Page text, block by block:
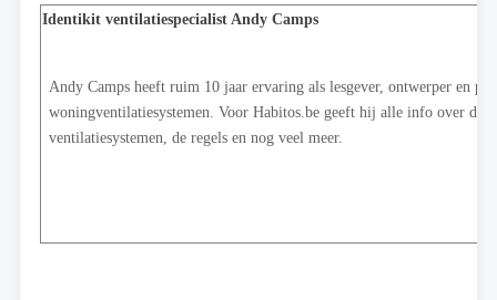
Identikit ventilatiespecialist Andy Camps
Andy Camps heeft ruim 10 jaar ervaring als lesgever, ontwerper en
woningventilatiesystemen. Voor Habitos.be geeft hij alle info over de
ventilatiesystemen, de regels en nog veel meer.